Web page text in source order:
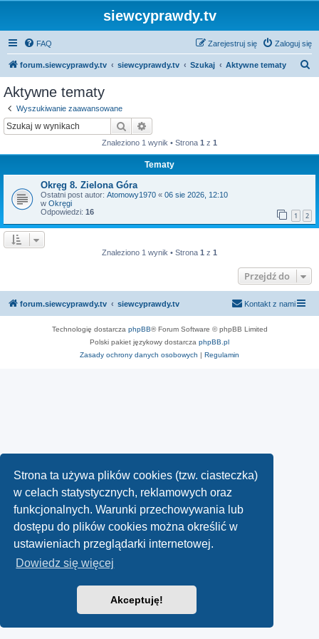
Strona ta używa plików cookies (tzw. ciasteczka)
w celach statystycznych, reklamowych oraz
funkcjonalnych. Warunki przechowywania lub
dostępu do plików cookies można określić w
ustawieniach przeglądarki internetowej.
Dowiedz się więcej
Akceptuję!
siewcyprawdy.tv
FAQ Zaloguj się
Zarejestruj się
forum.siewcyprawdy.tv siewcyprawdy.tv Szukaj Aktywne tematy
Aktywne tematy
Wyszukiwanie zaawansowane
Szukaj
Znaleziono 1 wynik • Strona 1 z 1
Tematy
Okręg 8. Zielona Góra
Ostatni post autor: Atomowy1970 « 06 sie 2026, 12:10
w Okręgi
Odpowiedzi: 16 1 2
Znaleziono 1 wynik • Strona 1 z 1
Przejdź do
forum.siewcyprawdy.tv siewcyprawdy.tv Kontakt z nami
Technologię dostarcza phpBB® Forum Software © phpBB Limited
Polski pakiet językowy dostarcza phpBB.pl
Zasady ochrony danych osobowych | Regulamin